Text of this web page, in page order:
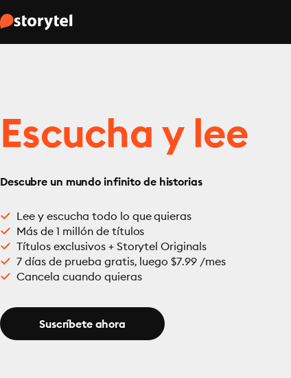
Escucha y lee
Descubre un mundo infinito de historias
Lee y escucha todo lo que quieras
Más de 1 millón de títulos
Títulos exclusivos + Storytel Originals
7 días de prueba gratis, luego $7.99 /mes
Cancela cuando quieras
Suscríbete ahora